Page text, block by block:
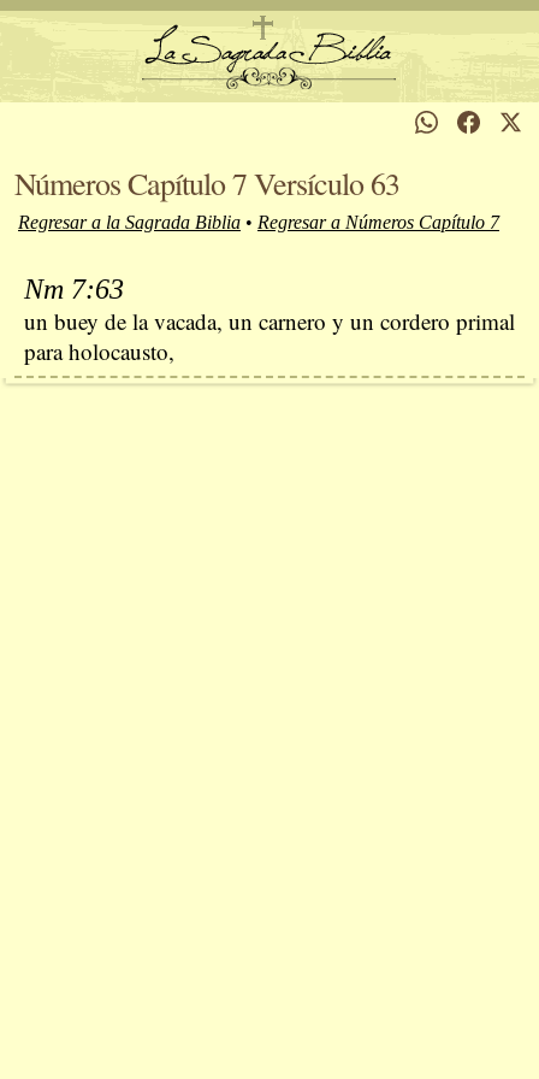
Números Capítulo 7 Versículo 63
Regresar a la Sagrada Biblia • Regresar a Números Capítulo 7
Nm 7:63
un buey de la vacada, un carnero y un cordero primal
para holocausto,